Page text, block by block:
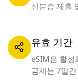
신분증 제출
유효 기간
eSIM은 활성
금제는 7일